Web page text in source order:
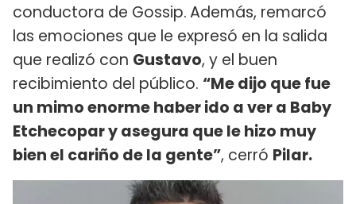
conductora de Gossip.Además, remarcó
las emociones que le expresó en la salida
que realizó con Gustavo, y el buen
recibimiento del público. “Me dijo que fue
un mimo enorme haber ido a ver a Baby
Etchecopar y asegura que le hizo muy
bien el cariño de la gente”, cerró Pilar.